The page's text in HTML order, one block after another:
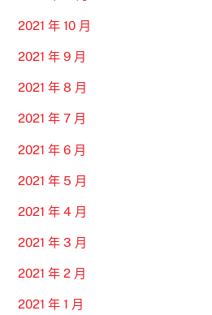
2021 年 10 月
2021 年 9 月
2021 年 8 月
2021 年 7 月
2021 年 6 月
2021 年 5 月
2021 年 4 月
2021 年 3 月
2021 年 2 月
2021 年 1 月